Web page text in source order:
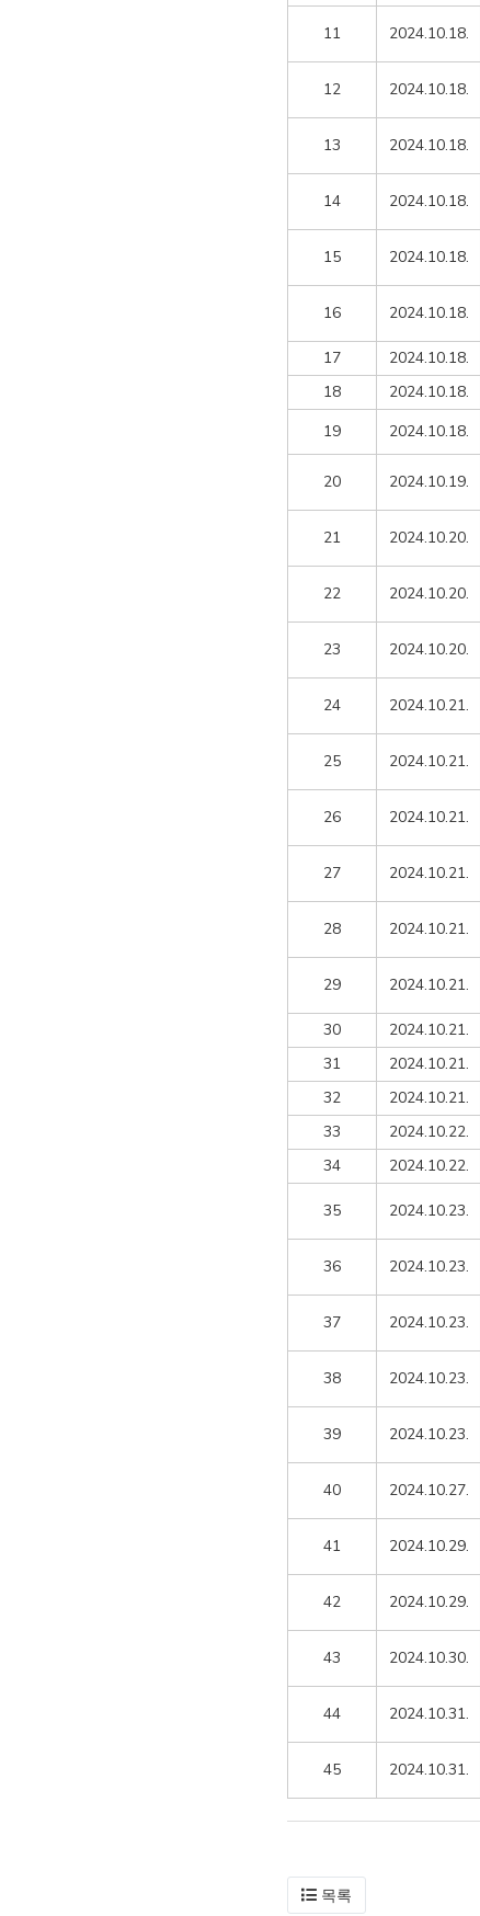
11 2024.10.18.
12 2024.10.18.
13 2024.10.18.
14 2024.10.18.
15 2024.10.18.
16 2024.10.18.
17
2024.10.18.
18
2024.10.18.
19 2024.10.18.
20 2024.10.19.
21 2024.10.20.
22 2024.10.20.
23 2024.10.20.
24 2024.10.21.
25 2024.10.21.
26 2024.10.21.
27 2024.10.21.
28 2024.10.21.
29 2024.10.21.
30
2024.10.21.
31
2024.10.21.
32
2024.10.21.
33
2024.10.22.
34
2024.10.22.
35 2024.10.23.
36 2024.10.23.
37 2024.10.23.
38 2024.10.23.
39 2024.10.23.
40 2024.10.27.
41 2024.10.29.
42 2024.10.29.
43 2024.10.30.
44 2024.10.31.
45 2024.10.31.
목록